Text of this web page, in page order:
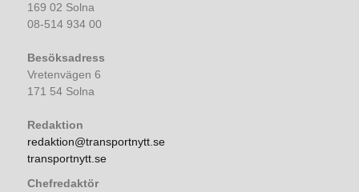
169 02 Solna
08-514 934 00
Besöksadress
Vretenvägen 6
171 54 Solna
Redaktion
redaktion@transportnytt.se
transportnytt.se
Chefredaktör